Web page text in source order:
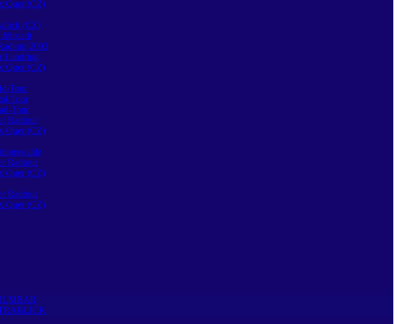
Quer (CZ)
(CZ)
2003
Landring
Quer (CZ)
Tour
Tour
Tour
Radtour
Quer (CZ)
Radtour
Quer (CZ)
Radtour
Quer (CZ)